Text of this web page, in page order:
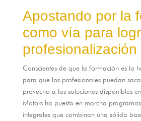
Apostando por la
como vía para
Conscientes de que la formación es la
para que los profesionales puedan
provecho a las soluciones disponibles
Motors ha puesto en marcha
integrales que combinan una sólida